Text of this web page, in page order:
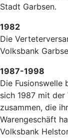
Stadt Garbsen.
1982
Die
Volksbank
1987-1998
Die Fusionswelle
sich 1987 mit
zusammen, die
Warengeschäft
Volksbank